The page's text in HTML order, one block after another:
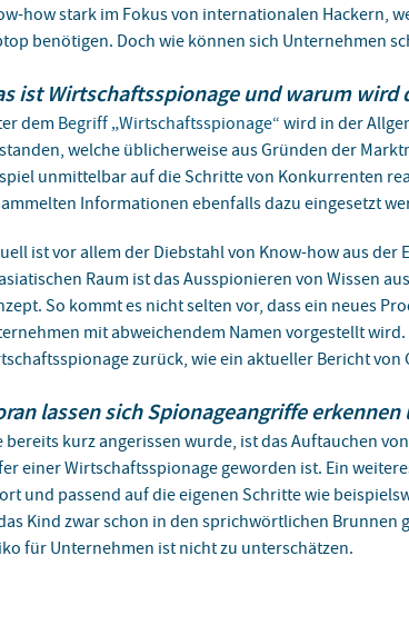
how stark im Fokus von internationalen Hackern,
benötigen. Doch wie können sich Unternehmen
ist Wirtschaftsspionage und warum
dem Begriff „Wirtschaftsspionage“ wird in der
welche üblicherweise aus Gründen der
unmittelbar auf die Schritte von Konkurrenten
Informationen ebenfalls dazu eingesetzt
ist vor allem der Diebstahl von Know-how aus
Raum ist das Ausspionieren von Wissen
So kommt es nicht selten vor, dass ein neues
mit abweichendem Namen vorgestellt wird.
zurück, wie ein aktueller Bericht von
lassen sich Spionageangriffe
bereits kurz angerissen wurde, ist das Auftauchen
einer Wirtschaftsspionage geworden ist. Ein
und passend auf die eigenen Schritte wie
Kind zwar schon in den sprichwörtlichen
für Unternehmen ist nicht zu unterschätzen.